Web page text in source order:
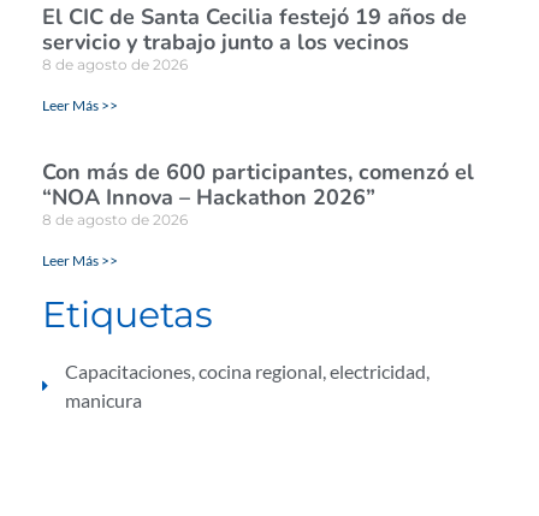
El CIC de Santa Cecilia festejó 19 años de
servicio y trabajo junto a los vecinos
8 de agosto de 2026
Leer Más >>
Con más de 600 participantes, comenzó el
“NOA Innova – Hackathon 2026”
8 de agosto de 2026
Leer Más >>
Etiquetas
Capacitaciones,cocina regional,electricidad,
manicura